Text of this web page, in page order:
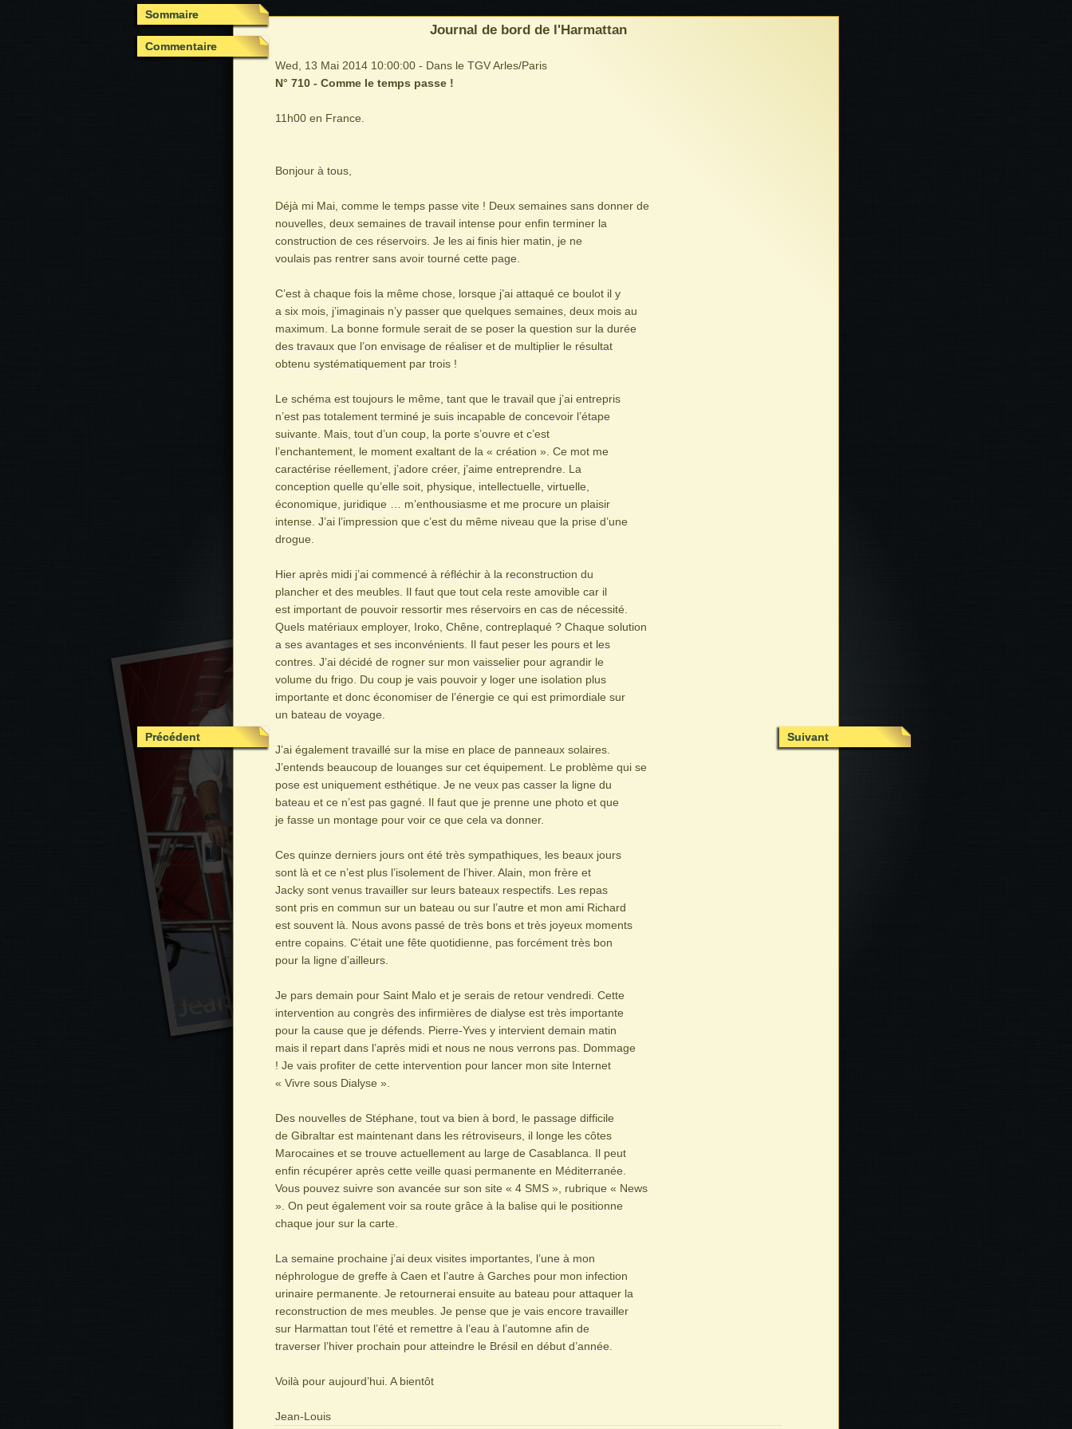
Journal de bord de l'Harmattan
Wed, 13 Mai 2014 10:00:00 - Dans le TGV Arles/Paris
N° 710 - Comme le temps passe !
11h00 en France.
Bonjour à tous,
Déjà mi Mai, comme le temps passe vite ! Deux semaines sans donner de
nouvelles, deux semaines de travail intense pour enfin terminer la
construction de ces réservoirs. Je les ai finis hier matin, je ne
voulais pas rentrer sans avoir tourné cette page.
C’est à chaque fois la même chose, lorsque j’ai attaqué ce boulot il y
a six mois, j’imaginais n’y passer que quelques semaines, deux mois au
maximum. La bonne formule serait de se poser la question sur la durée
des travaux que l’on envisage de réaliser et de multiplier le résultat
obtenu systématiquement par trois !
Le schéma est toujours le même, tant que le travail que j’ai entrepris
n’est pas totalement terminé je suis incapable de concevoir l’étape
suivante. Mais, tout d’un coup, la porte s’ouvre et c’est
l’enchantement, le moment exaltant de la « création ». Ce mot me
caractérise réellement, j’adore créer, j’aime entreprendre. La
conception quelle qu’elle soit, physique, intellectuelle, virtuelle,
économique, juridique … m’enthousiasme et me procure un plaisir
intense. J’ai l’impression que c’est du même niveau que la prise d’une
drogue.
Hier après midi j’ai commencé à réfléchir à la reconstruction du
plancher et des meubles. Il faut que tout cela reste amovible car il
est important de pouvoir ressortir mes réservoirs en cas de nécessité.
Quels matériaux employer, Iroko, Chêne, contreplaqué ? Chaque solution
a ses avantages et ses inconvénients. Il faut peser les pours et les
contres. J’ai décidé de rogner sur mon vaisselier pour agrandir le
volume du frigo. Du coup je vais pouvoir y loger une isolation plus
importante et donc économiser de l’énergie ce qui est primordiale sur
un bateau de voyage.
J’ai également travaillé sur la mise en place de panneaux solaires.
J’entends beaucoup de louanges sur cet équipement. Le problème qui se
pose est uniquement esthétique. Je ne veux pas casser la ligne du
bateau et ce n’est pas gagné. Il faut que je prenne une photo et que
je fasse un montage pour voir ce que cela va donner.
Ces quinze derniers jours ont été très sympathiques, les beaux jours
sont là et ce n’est plus l’isolement de l’hiver. Alain, mon frère et
Jacky sont venus travailler sur leurs bateaux respectifs. Les repas
sont pris en commun sur un bateau ou sur l’autre et mon ami Richard
est souvent là. Nous avons passé de très bons et très joyeux moments
entre copains. C’était une fête quotidienne, pas forcément très bon
pour la ligne d’ailleurs.
Je pars demain pour Saint Malo et je serais de retour vendredi. Cette
intervention au congrès des infirmières de dialyse est très importante
pour la cause que je défends. Pierre-Yves y intervient demain matin
mais il repart dans l’après midi et nous ne nous verrons pas. Dommage
! Je vais profiter de cette intervention pour lancer mon site Internet
« Vivre sous Dialyse ».
Des nouvelles de Stéphane, tout va bien à bord, le passage difficile
de Gibraltar est maintenant dans les rétroviseurs, il longe les côtes
Marocaines et se trouve actuellement au large de Casablanca. Il peut
enfin récupérer après cette veille quasi permanente en Méditerranée.
Vous pouvez suivre son avancée sur son site « 4 SMS », rubrique « News
». On peut également voir sa route grâce à la balise qui le positionne
chaque jour sur la carte.
La semaine prochaine j’ai deux visites importantes, l’une à mon
néphrologue de greffe à Caen et l’autre à Garches pour mon infection
urinaire permanente. Je retournerai ensuite au bateau pour attaquer la
reconstruction de mes meubles. Je pense que je vais encore travailler
sur Harmattan tout l’été et remettre à l’eau à l’automne afin de
traverser l’hiver prochain pour atteindre le Brésil en début d’année.
Voilà pour aujourd’hui. A bientôt
Jean-Louis
Sommaire
Commentaire
Précédent Suivant